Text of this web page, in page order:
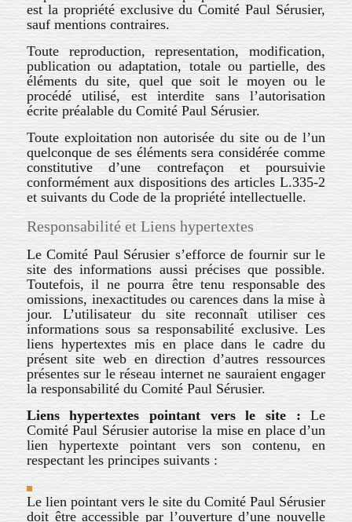
est la propriété exclusive du Comité Paul Sérusier,
sauf mentions contraires.
Toute reproduction, representation, modification,
publication ou adaptation, totale ou partielle, des
éléments du site, quel que soit le moyen ou le
procédé utilisé, est interdite sans l’autorisation
écrite préalable du Comité Paul Sérusier.
Toute exploitation non autorisée du site ou de l’un
quelconque de ses éléments sera considérée comme
constitutive d’une contrefaçon et poursuivie
conformément aux dispositions des articles L.335-2
et suivants du Code de la propriété intellectuelle.
Responsabilité et Liens hypertextes
Le Comité Paul Sérusier s’efforce de fournir sur le
site des informations aussi précises que possible.
Toutefois, il ne pourra être tenu responsable des
omissions, inexactitudes ou carences dans la mise à
jour. L’utilisateur du site reconnaît utiliser ces
informations sous sa responsabilité exclusive. Les
liens hypertextes mis en place dans le cadre du
présent site web en direction d’autres ressources
présentes sur le réseau internet ne sauraient engager
la responsabilité du Comité Paul Sérusier.
Liens hypertextes pointant vers le site : Le
Comité Paul Sérusier autorise la mise en place d’un
lien hypertexte pointant vers son contenu, en
respectant les principes suivants :
Le lien pointant vers le site du Comité Paul Sérusier
doit être accessible par l’ouverture d’une nouvelle